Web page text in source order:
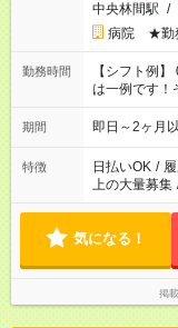
中央林間駅 /
病院 ★勤
勤務時間
【シフト例】
は一例です！
期間 即日～2ヶ月
特徴 日払いOK /
上の大量募集
気になる！
掲